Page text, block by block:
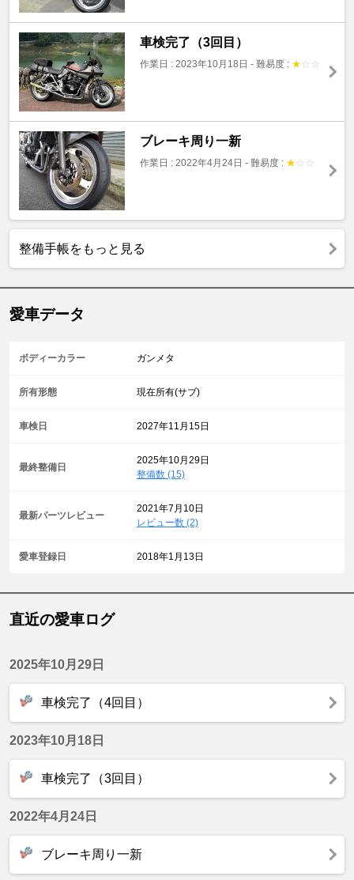
車検完了（3回目）
作業日 : 2023年10月18日 - 難易度 : ★ ☆ ☆
ブレーキ周り一新
作業日 : 2022年4月24日 - 難易度 : ★ ☆ ☆
整備手帳をもっと見る
愛車データ
ボディーカラー ガンメタ
所有形態 現在所有(サブ)
車検日 2027年11月15日
最終整備日
2025年10月29日
整備数 (15)
最新パーツレビュー
2021年7月10日
レビュー数 (2)
愛車登録日 2018年1月13日
直近の愛車ログ
2025年10月29日
車検完了（4回目）
2023年10月18日
車検完了（3回目）
2022年4月24日
ブレーキ周り一新